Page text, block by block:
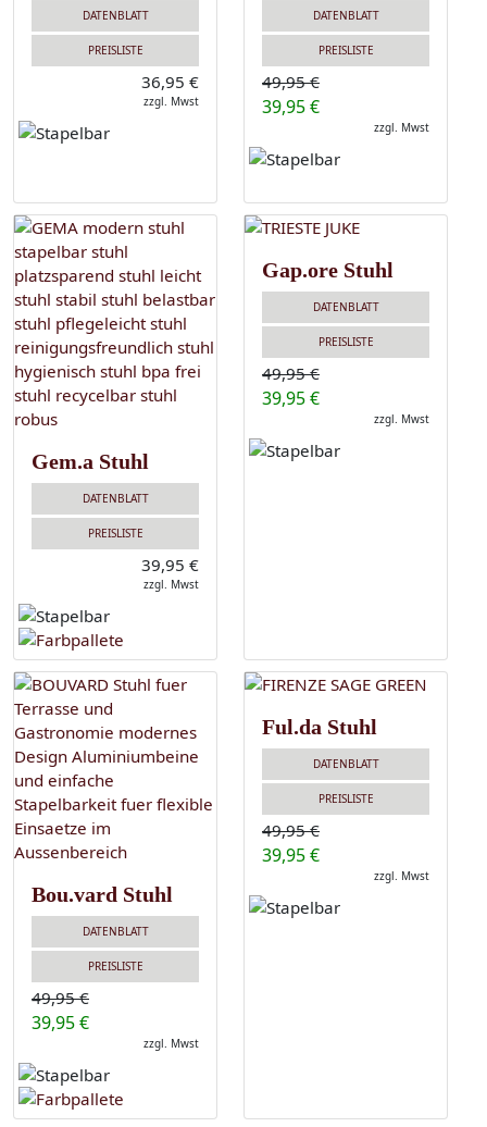
DATENBLATT
PREISLISTE
36,95 €
zzgl. Mwst
DATENBLATT
PREISLISTE
49,95 €
39,95 €
zzgl. Mwst
Gem.a Stuhl
DATENBLATT
PREISLISTE
39,95 €
zzgl. Mwst
Gap.ore Stuhl
DATENBLATT
PREISLISTE
49,95 €
39,95 €
zzgl. Mwst
Bou.vard Stuhl
DATENBLATT
PREISLISTE
49,95 €
39,95 €
zzgl. Mwst
Ful.da Stuhl
DATENBLATT
PREISLISTE
49,95 €
39,95 €
zzgl. Mwst